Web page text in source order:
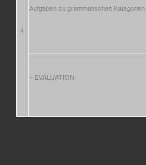
4
Aufgaben zu grammatischen Kategorien
– EVALUATION